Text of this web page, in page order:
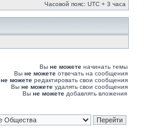
Часовой пояс: UTC + 3 часа
Вы не можете начинать темы
Вы не можете отвечать на сообщения
не можете редактировать свои сообщения
Вы не можете удалять свои сообщения
Вы не можете добавлять вложения